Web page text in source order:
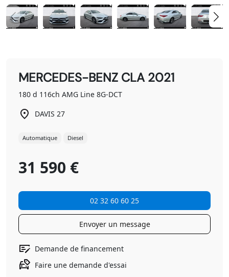
MERCEDES-BENZ CLA 2021
180 d 116ch AMG Line 8G-DCT
DAVIS 27
Automatique Diesel
31 590 €
02 32 60 60 25
Envoyer un message
Demande de financement
Faire une demande d'essai